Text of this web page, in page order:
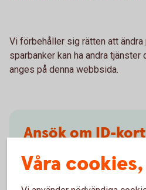
Vi förbehåller sig rätten att ändra
sparbanker kan ha andra tjänster
anges på denna webbsida.
Ansök om ID-
legitimation
Våra